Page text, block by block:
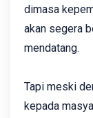
dimasa
akan segera
mendatang.
Tapi meski
kepada